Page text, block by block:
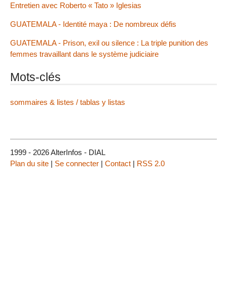
Entretien avec Roberto « Tato » Iglesias
GUATEMALA - Identité maya : De nombreux défis
GUATEMALA - Prison, exil ou silence : La triple punition des
femmes travaillant dans le système judiciaire
Mots-clés
sommaires & listes / tablas y listas
1999 - 2026 AlterInfos - DIAL
Plan du site | Se connecter | Contact | RSS 2.0